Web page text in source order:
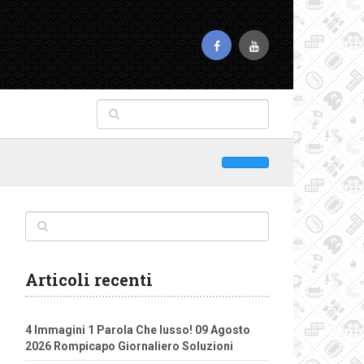
Articoli recenti
4 Immagini 1 Parola Che lusso! 09 Agosto
2026 Rompicapo Giornaliero Soluzioni